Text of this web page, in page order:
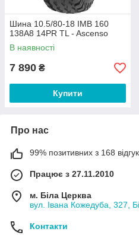
Шина 10.5/80-18 IMB 160
138A8 14PR TL - Ascenso
В наявності
7 890 ₴
Купити
Про нас
99% позитивних з 168
Працює з 27.11.2010
м. Біла Церква
вул. Івана Кожедуба, 327,
Контакти